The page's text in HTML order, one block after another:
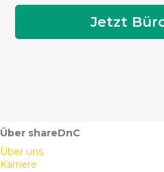
Über shareDnC
Über uns
Karriere